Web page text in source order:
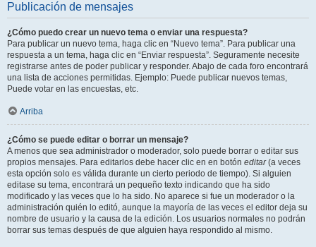
Publicación de mensajes
¿Cómo puedo crear un nuevo tema o enviar una respuesta?
Para publicar un nuevo tema, haga clic en “Nuevo tema”. Para publicar una
respuesta a un tema, haga clic en “Enviar respuesta”. Seguramente necesite
registrarse antes de poder publicar y responder. Abajo de cada foro encontrará
una lista de acciones permitidas. Ejemplo: Puede publicar nuevos temas,
Puede votar en las encuestas, etc.
Arriba
¿Cómo se puede editar o borrar un mensaje?
A menos que sea administrador o moderador, solo puede borrar o editar sus
propios mensajes. Para editarlos debe hacer clic en en botón editar(a veces
esta opción solo es válida durante un cierto periodo de tiempo). Si alguien
editase su tema, encontrará un pequeño texto indicando que ha sido
modificado y las veces que lo ha sido. No aparece si fue un moderador o la
administración quién lo editó, aunque la mayoría de las veces el editor deja su
nombre de usuario y la causa de la edición. Los usuarios normales no podrán
borrar sus temas después de que alguien haya respondido al mismo.